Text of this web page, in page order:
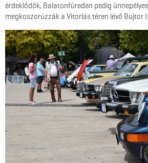
érdeklődők, Balatonfüreden pedig
megkoszorúzzák a Vitorlás téren lévő Bujtor